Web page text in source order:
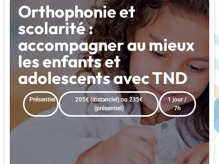
Orthophonie et
scolarité :
accompagner au mieux
les enfants et
adolescents avec TND
Présentiel
205€ (distanciel) ou 235€
(présentiel)
1 jour /
7h